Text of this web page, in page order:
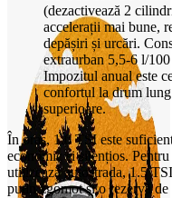
(dezactivează 2
accelerații mai bune,
depășiri și urcări.
extraurban 5,5-6 l/
Impozitul anual este
confortul la drum
superioare.
În oraș, 1.0 TSI este
economic și silențios.
utilizează autostrada, 1.5
puțin zgomot și o rezervă